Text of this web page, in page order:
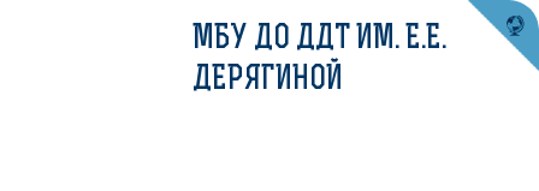
МБУ ДО ДДТ ИМ. Е.Е.
ДЕРЯГИНОЙ